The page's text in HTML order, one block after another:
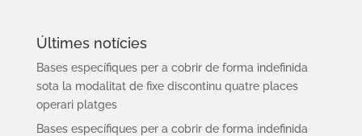
Últimes notícies
Bases específiques per a cobrir de forma indefinida
sota la modalitat de fixe discontinu quatre places
operari platges
Bases específiques per a cobrir de forma indefinida